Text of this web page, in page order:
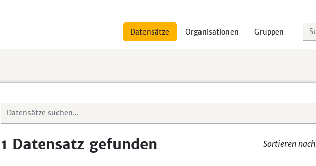
Datensätze Organisationen Gruppen
Sortieren nach
1 Datensatz gefunden